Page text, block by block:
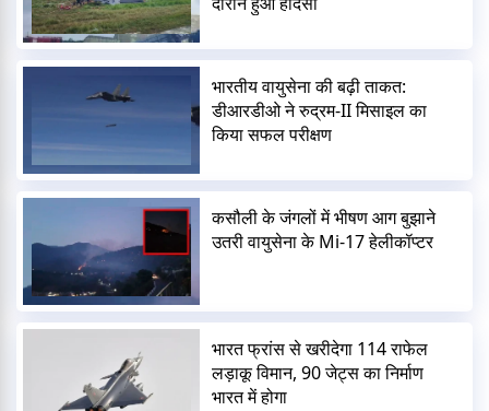
भारतीय वायुसेना की बढ़ी ताकत:
डीआरडीओ ने रुद्रम-II मिसाइल का
किया सफल परीक्षण
कसौली के जंगलों में भीषण आग बुझाने
उतरी वायुसेना के Mi-17 हेलीकॉप्टर
भारत फ्रांस से खरीदेगा 114 राफेल
लड़ाकू विमान, 90 जेट्स का निर्माण
भारत में होगा